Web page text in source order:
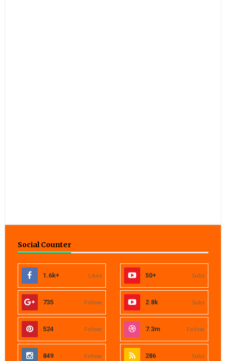
Social Counter
1.6k+ Likes 50+ Subs
735 Follow 2.8k Subs
524 Follow 7.3m Follow
849 Follow 286 Subs